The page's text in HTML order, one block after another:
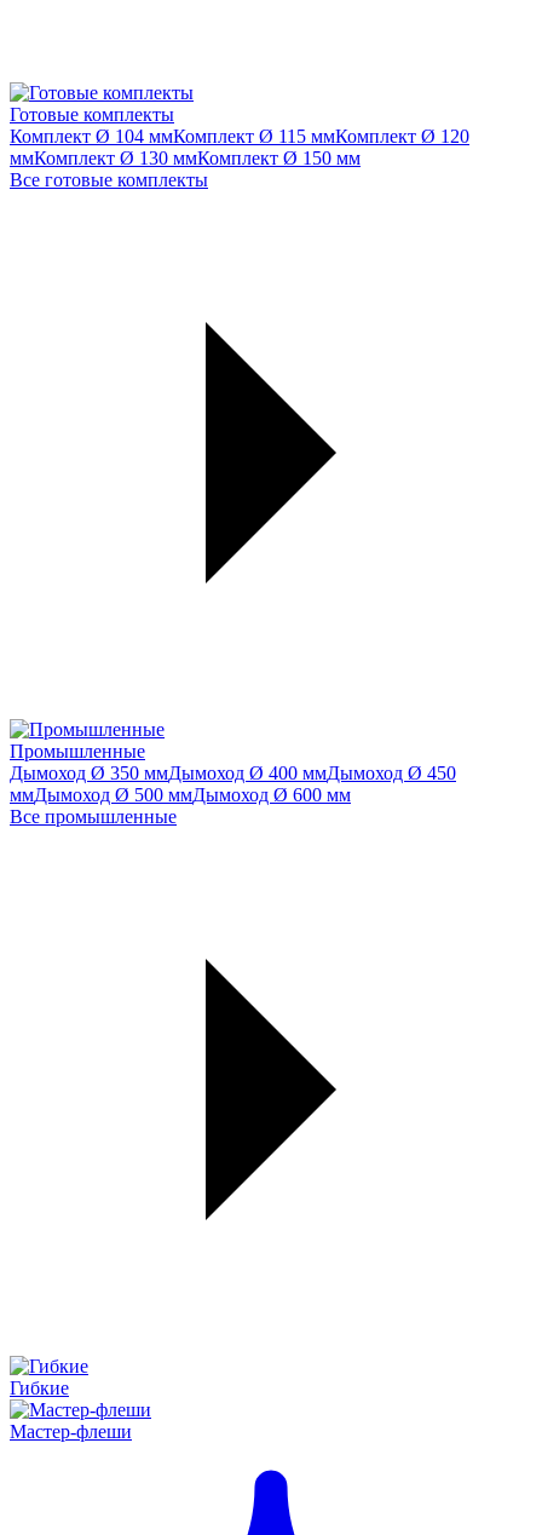
Готовые комплекты
Комплект Ø 104 ммКомплект Ø 115 ммКомплект Ø 120
ммКомплект Ø 130 ммКомплект Ø 150 мм
Все готовые комплекты
Промышленные
Дымоход Ø 350 ммДымоход Ø 400 ммДымоход Ø 450
ммДымоход Ø 500 ммДымоход Ø 600 мм
Все промышленные
Гибкие
Мастер-флеши